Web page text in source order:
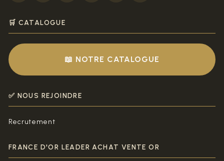
🛒 CATALOGUE
📖 NOTRE CATALOGUE
✅ NOUS REJOINDRE
Recrutement
FRANCE D'OR LEADER ACHAT VENTE OR